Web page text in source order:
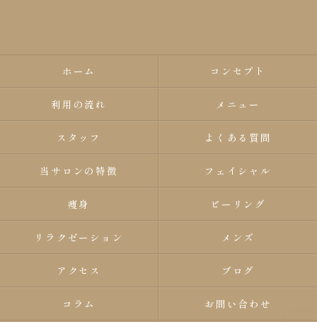
ホーム コンセプト
利用の流れ メニュー
スタッフ よくある質問
当サロンの特徴 フェイシャル
痩身 ピーリング
リラクゼーション メンズ
アクセス ブログ
コラム お問い合わせ